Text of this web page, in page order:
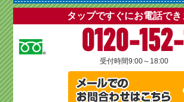
タップですぐにお電話でき
0120-
受付時間9:00～18:00